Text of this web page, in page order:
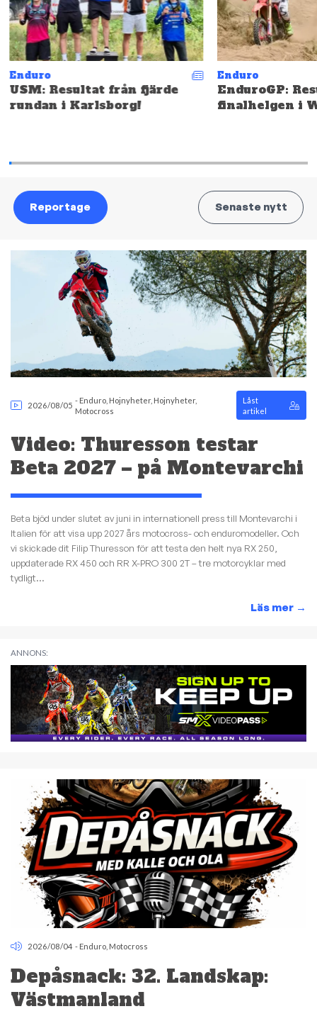
Enduro
USM: Resultat från fjärde
rundan i Karlsborg!
Enduro
EnduroGP:
finalhelgen i
Reportage Senaste nytt
2026/08/05
- Enduro Hojnyheter, Hojnyheter,
Motocross
Låst
artikel
Video: Thuresson testar
Beta 2027 – på Montevarchi
Beta bjöd under slutet av juni in internationell press till Montevarchi i
Italien för att visa upp 2027 års motocross- och enduromodeller. Och
vi skickade dit Filip Thuresson för att testa den helt nya RX 250,
uppdaterade RX 450 och RR X-PRO 300 2T – tre motorcyklar med
tydligt...
Läs mer →
ANNONS:
2026/08/04 - Enduro Motocross
Depåsnack: 32. Landskap:
Västmanland